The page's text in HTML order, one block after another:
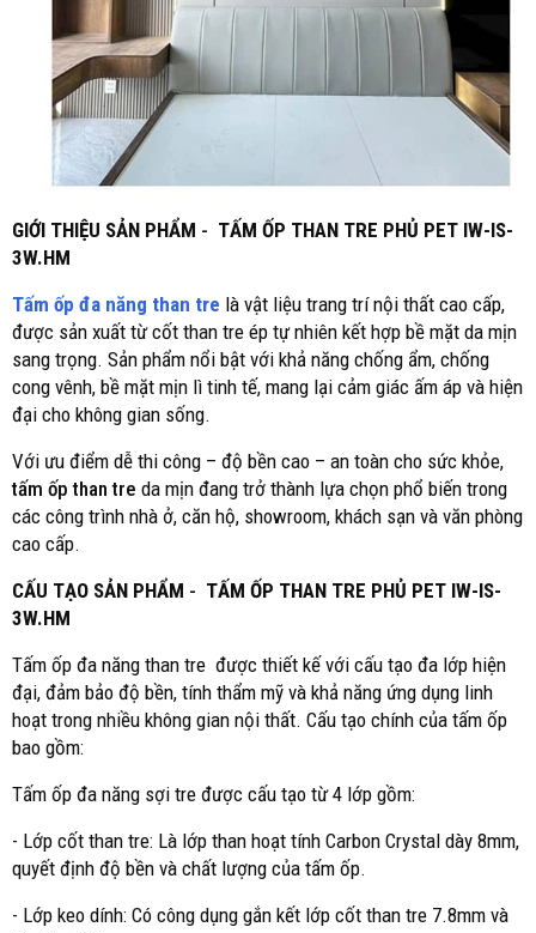
GIỚI THIỆU SẢN PHẨM - TẤM ỐP THAN TRE PHỦ PET IW-IS-
3W.HM
Tấm ốp đa năng than tre là vật liệu trang trí nội thất cao cấp,
được sản xuất từ cốt than tre ép tự nhiên kết hợp bề mặt da mịn
sang trọng. Sản phẩm nổi bật với khả năng chống ẩm, chống
cong vênh, bề mặt mịn lì tinh tế, mang lại cảm giác ấm áp và hiện
đại cho không gian sống.
Với ưu điểm dễ thi công – độ bền cao – an toàn cho sức khỏe,
tấm ốp than tre da mịn đang trở thành lựa chọn phổ biến trong
các công trình nhà ở, căn hộ, showroom, khách sạn và văn phòng
cao cấp.
CẤU TẠO SẢN PHẨM - TẤM ỐP THAN TRE PHỦ PET IW-IS-
3W.HM
Tấm ốp đa năng than tre được thiết kế với cấu tạo đa lớp hiện
đại, đảm bảo độ bền, tính thẩm mỹ và khả năng ứng dụng linh
hoạt trong nhiều không gian nội thất. Cấu tạo chính của tấm ốp
bao gồm:
Tấm ốp đa năng sợi tre được cấu tạo từ 4 lớp gồm:
- Lớp cốt than tre: Là lớp than hoạt tính Carbon Crystal dày 8mm,
quyết định độ bền và chất lượng của tấm ốp.
- Lớp keo dính: Có công dụng gắn kết lớp cốt than tre 7.8mm và